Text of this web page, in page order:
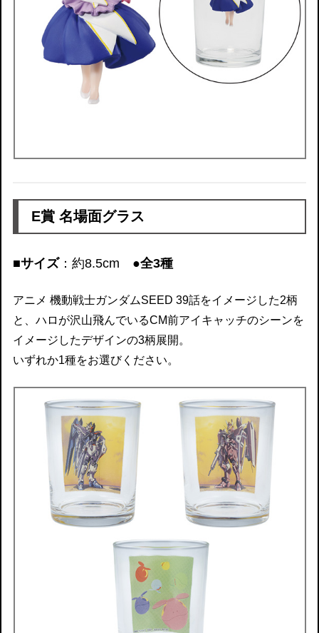
E賞 名場面グラス
■サイズ：約8.5cm ●全3種
アニメ 機動戦士ガンダムSEED 39話をイメージした2柄
と、ハロが沢山飛んでいるCM前アイキャッチのシーンを
イメージしたデザインの3柄展開。
いずれか1種をお選びください。